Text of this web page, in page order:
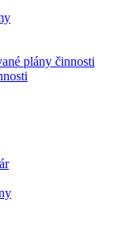
plány činnosti